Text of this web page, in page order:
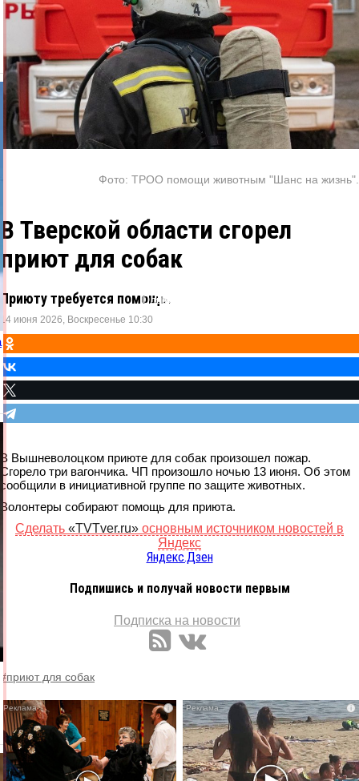
Фото: ТРОО помощи животным "Шанс на жизнь".
В Тверской области сгорел
приют для собак
Приюту требуется помощь.
14 июня 2026, Воскресенье 10:30
Одноклассники
ВКонтакте
Telegram
В Вышневолоцком приюте для собак произошел пожар.
Сгорело три вагончика. ЧП произошло ночью 13 июня. Об этом
сообщили в инициативной группе по защите животных.
Волонтеры собирают помощь для приюта.
Сделать «TVTver.ru» основным источником новостей в
Яндекс
Яндекс.Дзен
Подпишись и получай новости первым
Подписка на новости
#приют для собак
i i